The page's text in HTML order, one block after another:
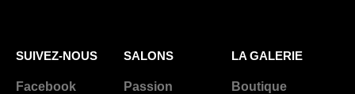
SUIVEZ-NOUS
Facebook
SALONS
Passion
LA GALERIE
Boutique